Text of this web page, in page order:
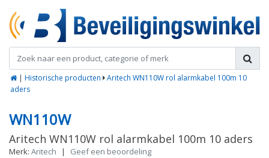
| Historische producten
Aritech WN110W rol alarmkabel 100m 10
aders
WN110W
Aritech WN110W rol alarmkabel 100m 10 aders
Merk: Aritech | Geef een beoordeling